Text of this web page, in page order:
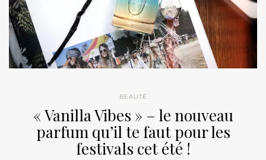
BEAUTÉ
« Vanilla Vibes » – le nouveau
parfum qu’il te faut pour les
festivals cet été !